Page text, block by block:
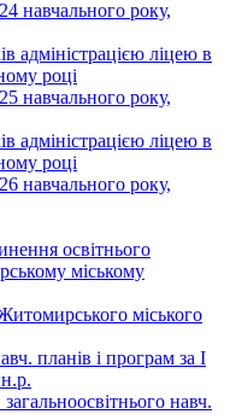
навчального року,
адміністрацією ліцею в
році
навчального року,
адміністрацією ліцею в
році
навчального року,
освітнього
міському
міського
планів і програм за І
навч.